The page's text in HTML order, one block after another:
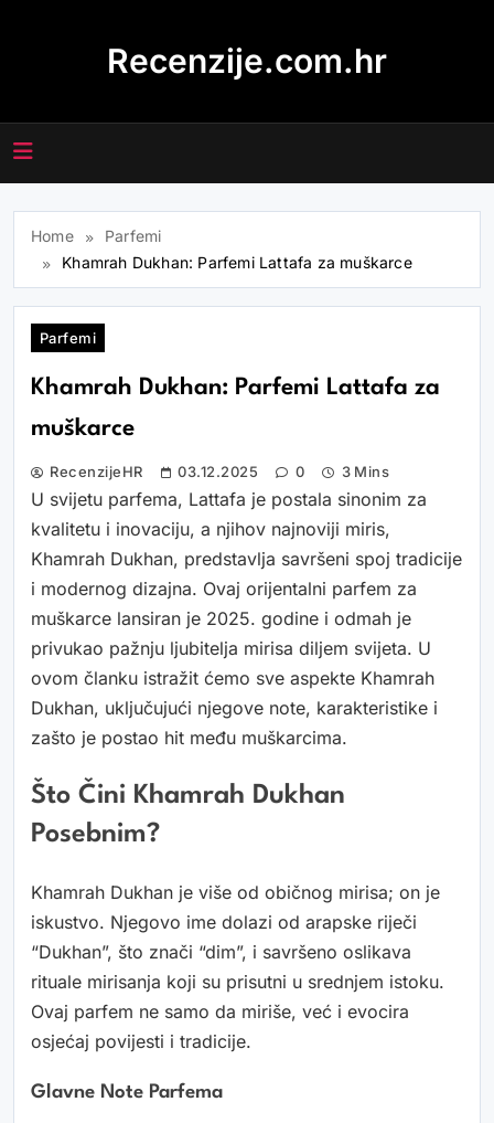
Recenzije.com.hr
Home
Parfemi
Khamrah Dukhan: Parfemi Lattafa za muškarce
Parfemi
Khamrah Dukhan: Parfemi Lattafa za
muškarce
RecenzijeHR 03.12.2025 0 3 Mins
U svijetu parfema, Lattafa je postala sinonim za
kvalitetu i inovaciju, a njihov najnoviji miris,
Khamrah Dukhan, predstavlja savršeni spoj tradicije
i modernog dizajna. Ovaj orijentalni parfem za
muškarce lansiran je 2025. godine i odmah je
privukao pažnju ljubitelja mirisa diljem svijeta. U
ovom članku istražit ćemo sve aspekte Khamrah
Dukhan, uključujući njegove note, karakteristike i
zašto je postao hit među muškarcima.
Što Čini Khamrah Dukhan
Posebnim?
Khamrah Dukhan je više od običnog mirisa; on je
iskustvo. Njegovo ime dolazi od arapske riječi
“Dukhan”, što znači “dim”, i savršeno oslikava
rituale mirisanja koji su prisutni u srednjem istoku.
Ovaj parfem ne samo da miriše, već i evocira
osjećaj povijesti i tradicije.
Glavne Note Parfema